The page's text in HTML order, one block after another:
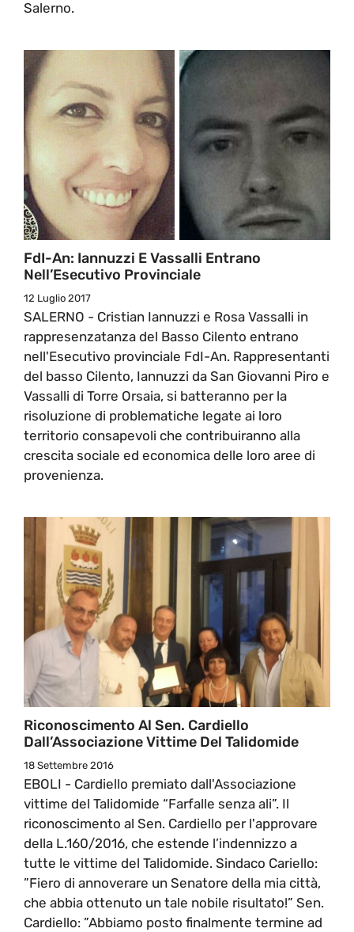
Salerno.
FdI-An: Iannuzzi E Vassalli Entrano
Nell’Esecutivo Provinciale
12 Luglio 2017
SALERNO - Cristian Iannuzzi e Rosa Vassalli in
rappresenzatanza del Basso Cilento entrano
nell'Esecutivo provinciale FdI-An. Rappresentanti
del basso Cilento, Iannuzzi da San Giovanni Piro e
Vassalli di Torre Orsaia, si batteranno per la
risoluzione di problematiche legate ai loro
territorio consapevoli che contribuiranno alla
crescita sociale ed economica delle loro aree di
provenienza.
Riconoscimento Al Sen. Cardiello
Dall’Associazione Vittime Del Talidomide
18 Settembre 2016
EBOLI - Cardiello premiato dall'Associazione
vittime del Talidomide “Farfalle senza ali”. Il
riconoscimento al Sen. Cardiello per l'approvare
della L.160/2016, che estende l’indennizzo a
tutte le vittime del Talidomide. Sindaco Cariello:
”Fiero di annoverare un Senatore della mia città,
che abbia ottenuto un tale nobile risultato!” Sen.
Cardiello: ”Abbiamo posto finalmente termine ad